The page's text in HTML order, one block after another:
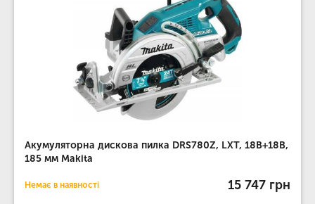
Акумуляторна дискова пилка DRS780Z, LXT, 18В+18В,
185 мм Makita
Немає в наявності 15 747 грн